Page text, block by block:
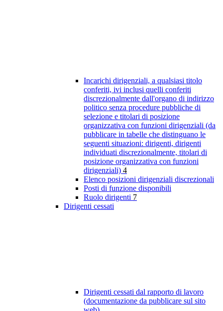
Incarichi dirigenziali, a qualsiasi titolo
conferiti, ivi inclusi quelli conferiti
discrezionalmente dall'organo di indirizzo
politico senza procedure pubbliche di
selezione e titolari di posizione
organizzativa con funzioni dirigenziali (da
pubblicare in tabelle che distinguano le
seguenti situazioni: dirigenti, dirigenti
individuati discrezionalmente, titolari di
posizione organizzativa con funzioni
dirigenziali) 4
Elenco posizioni dirigenziali discrezionali
Posti di funzione disponibili
Ruolo dirigenti 7
Dirigenti cessati
Dirigenti cessati dal rapporto di lavoro
(documentazione da pubblicare sul sito